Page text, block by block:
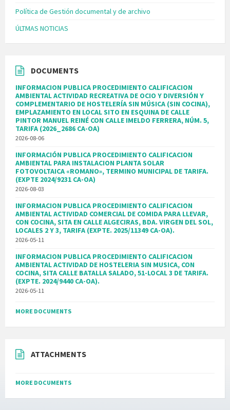
Política de Gestión documental y de archivo
ÚLTMAS NOTICIAS
DOCUMENTS
INFORMACION PUBLICA PROCEDIMIENTO CALIFICACION
AMBIENTAL ACTIVIDAD RECREATIVA DE OCIO Y DIVERSIÓN Y
COMPLEMENTARIO DE HOSTELERÍA SIN MÚSICA (SIN COCINA),
EMPLAZAMIENTO EN LOCAL SITO EN ESQUINA DE CALLE
PINTOR MANUEL REINÉ CON CALLE IMELDO FERRERA, NÚM. 5,
TARIFA (2026_2686 CA-OA)
2026-08-06
INFORMACIÓN PUBLICA PROCEDIMIENTO CALIFICACION
AMBIENTAL PARA INSTALACION PLANTA SOLAR
FOTOVOLTAICA «ROMANO», TERMINO MUNICIPAL DE TARIFA.
(EXPTE 2024/9231 CA-OA)
2026-08-03
INFORMACION PUBLICA PROCEDIMIENTO CALIFICACION
AMBIENTAL ACTIVIDAD COMERCIAL DE COMIDA PARA LLEVAR,
CON COCINA, SITA EN CALLE ALGECIRAS, BDA. VIRGEN DEL SOL,
LOCALES 2 Y 3, TARIFA (EXPTE. 2025/11349 CA-OA).
2026-05-11
INFORMACION PUBLICA PROCEDIMIENTO CALIFICACION
AMBIENTAL ACTIVIDAD DE HOSTELERIA SIN MUSICA, CON
COCINA, SITA CALLE BATALLA SALADO, 51-LOCAL 3 DE TARIFA.
(EXPTE. 2024/9440 CA-OA).
2026-05-11
MORE DOCUMENTS
ATTACHMENTS
MORE DOCUMENTS